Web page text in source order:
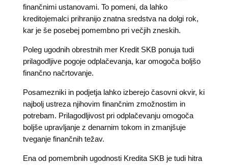
finančnimi ustanovami. To pomeni, da lahko
kreditojemalci prihranijo znatna sredstva na dolgi rok,
kar je še posebej pomembno pri večjih zneskih.
Poleg ugodnih obrestnih mer Kredit SKB ponuja tudi
prilagodljive pogoje odplačevanja, kar omogoča boljšo
finančno načrtovanje.
Posamezniki in podjetja lahko izberejo časovni okvir, ki
najbolj ustreza njihovim finančnim zmožnostim in
potrebam. Prilagodljivost pri odplačevanju omogoča
boljše upravljanje z denarnim tokom in zmanjšuje
tveganje finančnih težav.
Ena od pomembnih ugodnosti Kredita SKB je tudi hitra